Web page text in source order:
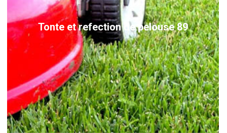
Tonte et refection de pelouse 89